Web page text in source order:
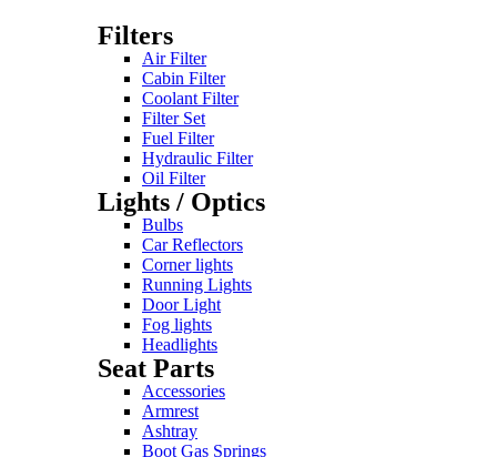
Filters
Air Filter
Cabin Filter
Coolant Filter
Filter Set
Fuel Filter
Hydraulic Filter
Oil Filter
Lights / Optics
Bulbs
Car Reflectors
Corner lights
Running Lights
Door Light
Fog lights
Headlights
Seat Parts
Accessories
Armrest
Ashtray
Boot Gas Springs